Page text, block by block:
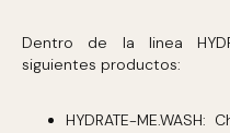
Dentro de la linea
siguientes productos:
HYDRATE-